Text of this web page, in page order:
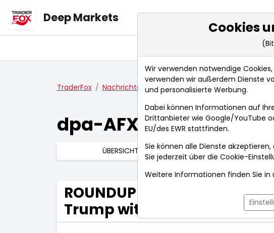
Deep Markets
Markt-
TraderFox Nachrichten dpa-AFX Compact ROUNDUP
dpa-AFX Compact
ÜBERSICHT DPA-AFX
ROUNDUP 2/Rücktritt im
Trump wittert seine Chance
Cookies
Wir verwenden notwendige
verwenden wir außerdem Dienste
und personalisierte Werbung.
Dabei können Informationen auf
Drittanbieter wie Google/YouTube
EU/des EWR stattfinden.
Sie können alle Dienste
Sie jederzeit über die Cookie-
Weitere Informationen finden Sie in